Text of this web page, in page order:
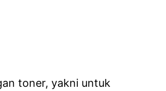
toner, yakni untuk